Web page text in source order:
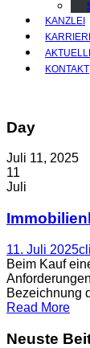
KANZLEI
KONTAKT
Day
Juli 11, 2025
11
Juli
11. Juli 2025
Beim Kauf
Bezeichnung
Read More
Neuste